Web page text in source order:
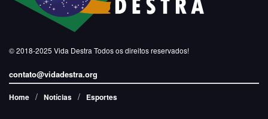
© 2018-2025 Vida Destra Todos os direitos reservados!
contato@vidadestra.org
Home Notícias Esportes